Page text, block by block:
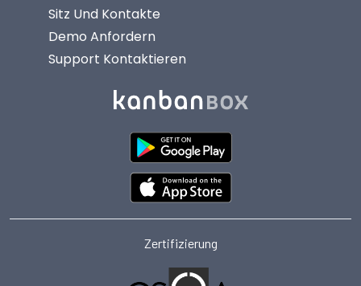
Sitz Und Kontakte
Demo Anfordern
Support Kontaktieren
Zertifizierung